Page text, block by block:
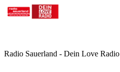
Radio Sauerland - Dein Love Radio